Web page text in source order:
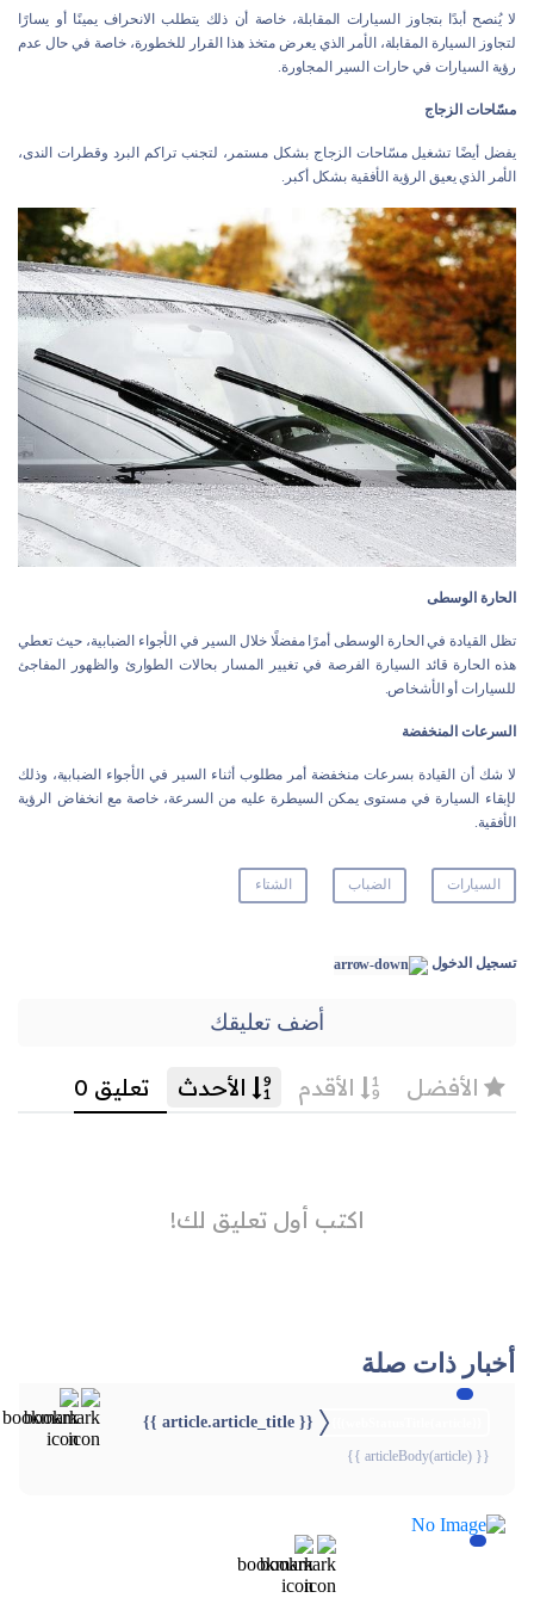
لا يُنصح أبدًا بتجاوز السيارات المقابلة، خاصة أن ذلك يتطلب الانحراف يمينًا أو يسارًا
لتجاوز السيارة المقابلة، الأمر الذي يعرض متخذ هذا القرار للخطورة، خاصة في حال عدم
رؤية السيارات في حارات السير المجاورة.
مسّاحات الزجاج
يفضل أيضًا تشغيل مسّاحات الزجاج بشكل مستمر، لتجنب تراكم البرد وقطرات الندى،
الأمر الذي يعيق الرؤية الأفقية بشكل أكبر.
الحارة الوسطى
تظل القيادة في الحارة الوسطى أمرًا مفضلًا خلال السير في الأجواء الضبابية، حيث تعطي
هذه الحارة قائد السيارة الفرصة في تغيير المسار بحالات الطوارئ والظهور المفاجئ
للسيارات أو الأشخاص.
السرعات المنخفضة
لا شك أن القيادة بسرعات منخفضة أمر مطلوب أثناء السير في الأجواء الضبابية، وذلك
لإبقاء السيارة في مستوى يمكن السيطرة عليه من السرعة، خاصة مع انخفاض الرؤية
الأفقية.
السيارات الضباب الشتاء
تسجيل الدخول
أضف تعليقك
أخبار ذات صلة
{{ article.article_title }}
{{ articleBody(article) }}